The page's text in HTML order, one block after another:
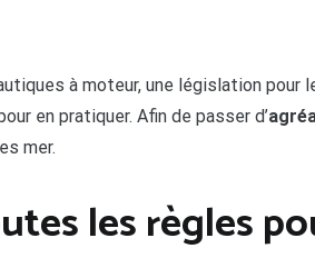
à moteur, une législation
en pratiquer. Afin de passer d’
mer.
les règles